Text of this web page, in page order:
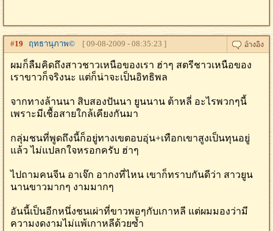
#19 ฤทธานุภาพ© [ 09-08-2009 - 08:35:23 ]
ผมก็ลืมคิดถึงสาวชาวเหนือของเรา ฮ่าๆ สตรีชาวเหนือของ
เราขาวก็จริงนะ แต่ก็น่าจะเป็นอิทธิพล
จากทางล้านนา สิบสองปันนา ยูนนาน ต้าหลี่ อะไรพวกๆนี้
เพราะมีเชื้อสายใกล้เคียงกันมา
กลุ่มชนที่พูดถึงนี้ก็อยู่ทางเขตอบอุ่น+เทือกเขาสูงเป็นทุนอยู่
แล้ว ไม่แปลกใจหรอกครับ ฮ่าๆ
ไปถามคนจีน อาเจ๊ก อากงที่ไหน เขาก็ทราบกันดีว่า สาวยูน
นานขาวมากๆ งามมากๆ
อันนี้เป็นอีกหนึ่งชนเผ่าที่ขาวพอๆกับเกาหลี แต่ผมมองว่ามี
ความงดงามไม่แพ้เกาหลีด้วยซ้ำ